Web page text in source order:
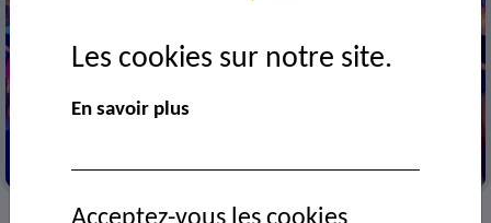
> VIE MUNICIPALE > Ressources documentaires
Les cookies sur notre site.
En savoir plus